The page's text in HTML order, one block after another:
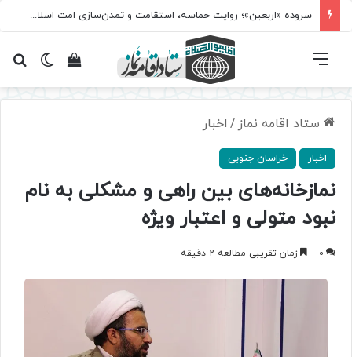
سروده‌ «اربعین»؛ روایت حماسه، استقامت و تمدن‌سازی امت اسلامی
تغییرمشاهده فهرست
ستاد اقامه نماز / اخبار
اخبار خراسان جنوبی
نمازخانه‌های بین راهی و مشکلی به نام
نبود متولی و اعتبار ویژه
0 زمان تقریبی مطالعه 2 دقیقه